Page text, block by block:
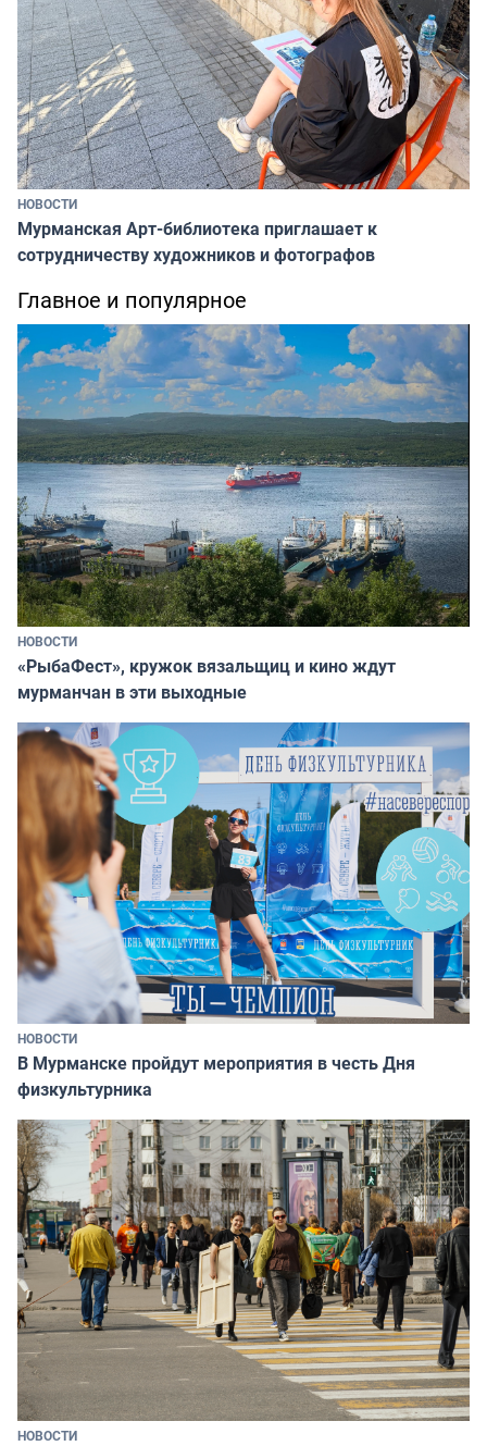
НОВОСТИ
Мурманская Арт-библиотека приглашает к
сотрудничеству художников и фотографов
Главное и популярное
НОВОСТИ
«РыбаФест», кружок вязальщиц и кино ждут
мурманчан в эти выходные
НОВОСТИ
В Мурманске пройдут мероприятия в честь Дня
физкультурника
НОВОСТИ